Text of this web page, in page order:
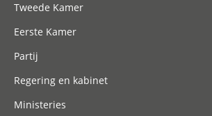
Tweede Kamer
Eerste Kamer
Partij
Regering en kabinet
Ministeries